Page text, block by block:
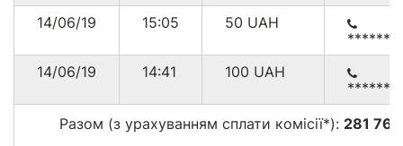
14/06/19
15:05 50 UAH
14/06/19
14:41 100 UAH
Разом (з урахуванням сплати комісії*): 281